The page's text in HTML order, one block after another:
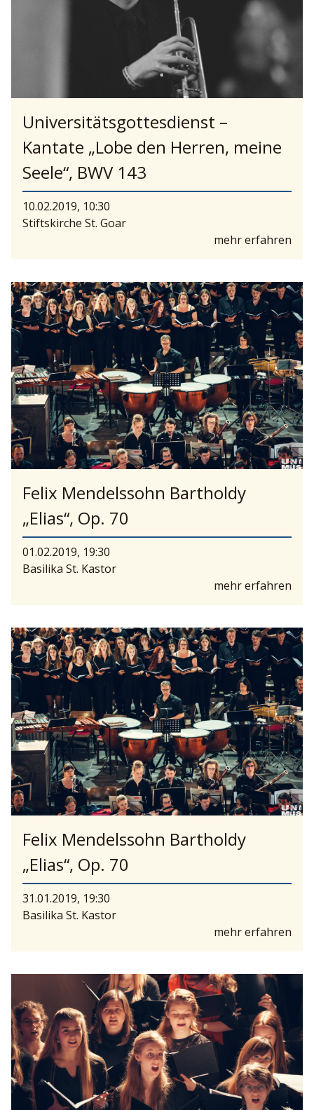
Universitätsgottesdienst –
Kantate „Lobe den Herren, meine
Seele“, BWV 143
10.02.2019, 10:30
Stiftskirche St. Goar
mehr erfahren
Felix Mendelssohn Bartholdy
„Elias“, Op. 70
01.02.2019, 19:30
Basilika St. Kastor
mehr erfahren
Felix Mendelssohn Bartholdy
„Elias“, Op. 70
31.01.2019, 19:30
Basilika St. Kastor
mehr erfahren